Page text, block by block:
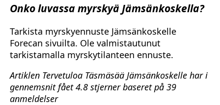
Onko luvassa myrskyä Jämsänkoskella?
Tarkista myrskyennuste Jämsänkoskelle
Forecan sivuilta. Ole valmistautunut
tarkistamalla myrskytilanteen ennuste.
Artiklen Tervetuloa Täsmäsää Jämsänkoskelle har i
gennemsnit fået4.8 stjerner baseret på 39
anmeldelser